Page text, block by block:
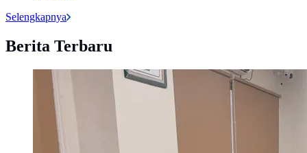
Selengkapnya
Berita Terbaru